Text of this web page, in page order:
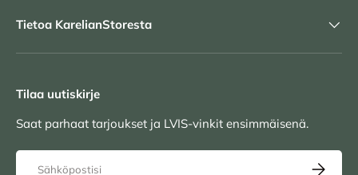
Tietoa KarelianStoresta
Tilaa uutiskirje
Saat parhaat tarjoukset ja LVIS-vinkit ensimmäisenä.
Sähköposti
TILAA